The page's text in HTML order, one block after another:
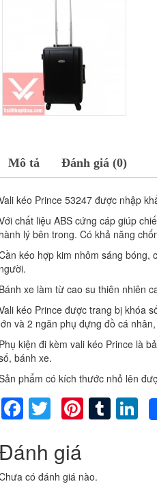
Mô tả Đánh giá (0)
kéo Prince 53247 được nhập
chất liệu ABS cứng cáp giúp
hành lý bên trong. Có khả năng
kéo hợp kim nhôm sáng bóng,
người.
Bánh xe làm từ cao su thiên nhiên
kéo Prince được trang bị khóa
lớn và 2 ngăn phụ đựng đồ cá
Phụ kiện đi kèm vali kéo Prince là
bánh xe.
phẩm có kích thước nhỏ lên
Facebook
Twitter
giá
có đánh giá nào.